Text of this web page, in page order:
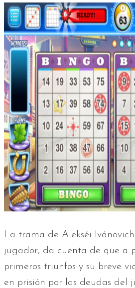
La trama de Alekséi
jugador, da cuenta de que a
primeros triunfos y su breve
en prisión por las deudas del